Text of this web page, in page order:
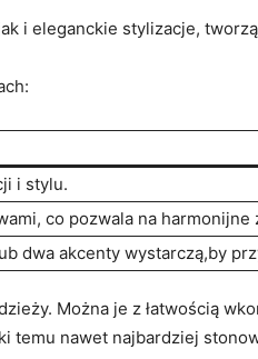
i eleganckie stylizacje,
i⁢ stylu.
co pozwala na harmonijne
dwa⁣ akcenty wystarczą,by
Można je z łatwością
nawet⁢ najbardziej